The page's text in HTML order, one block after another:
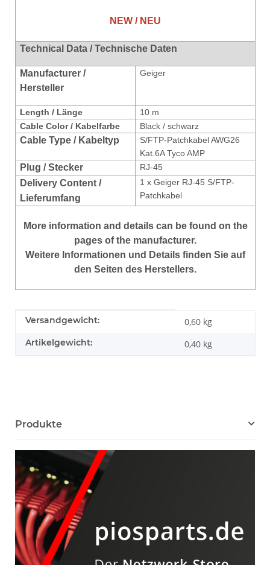
NEW / NEU
Technical Data / Technische Daten
Manufacturer /
Hersteller
Geiger
Length / Länge
10 m
Cable Color / Kabelfarbe
Black / schwarz
Cable Type / Kabeltyp
S/FTP-Patchkabel AWG26
Kat.6A Tyco AMP
Plug / Stecker RJ-45
Delivery Content /
Lieferumfang
1 xGeiger RJ-45 S/FTP-
Patchkabel
More information and details can be found on the
pages of the manufacturer.
Weitere Informationen und Details finden Sie auf
den Seiten des Herstellers.
Produkteigenschaft
Wert
Versandgewicht: 0,60 kg
Artikelgewicht: 0,40 kg
Produkte